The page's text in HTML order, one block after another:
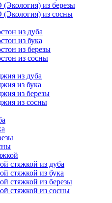
из березы
из сосны
из дуба
из бука
из березы
из сосны
из дуба
из бука
из березы
из сосны
стяжкой из дуба
стяжкой из бука
стяжкой из березы
стяжкой из сосны